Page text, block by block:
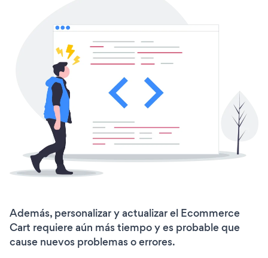
Además, personalizar y actualizar el Ecommerce
Cart requiere aún más tiempo y es probable que
cause nuevos problemas o errores.